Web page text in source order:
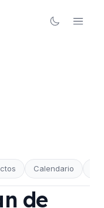
Calendario
de